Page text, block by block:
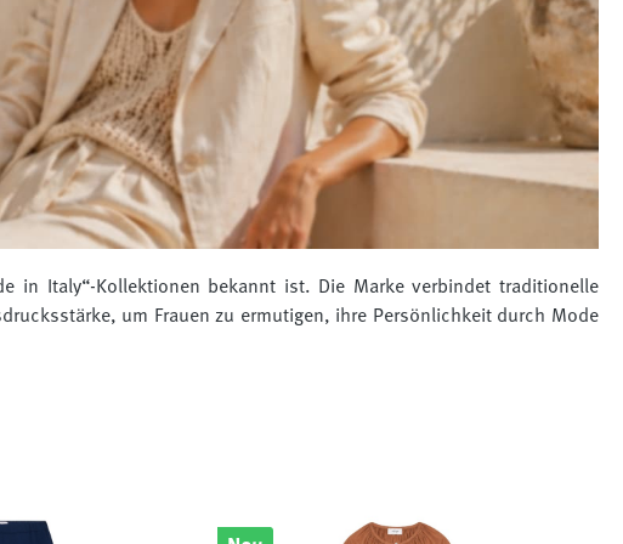
in Italy“-Kollektionen bekannt ist. Die Marke verbindet traditionelle
um Frauen zu ermutigen, ihre Persönlichkeit durch Mode